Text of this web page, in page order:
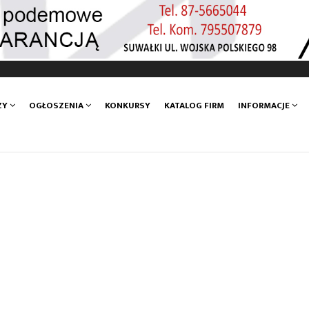
OGŁOSZENIA KONKURSY KATALOG FIRM INFORMACJE